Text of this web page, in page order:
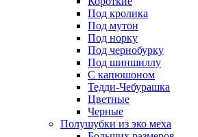
Под кролика
Под мутон
Под норку
Под чернобурку
Под шиншиллу
С капюшоном
Тедди-Чебурашка
Цветные
Черные
Полушубки из эко меха